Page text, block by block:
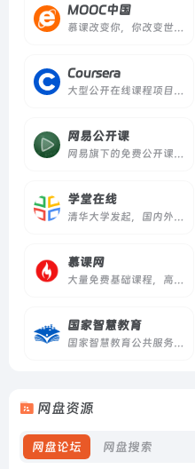
MOOC中国
慕课改变你，你改变世界。
Coursera
大型公开在线课程项目，来自世界顶尖大学的慕课
网易公开课
网易旗下的免费公开课平台
学堂在线
清华大学发起，国内外一流大学的优质课程
慕课网
大量免费基础课程，高质量实战付费课程
国家智慧教育
国家智慧教育公共服务平台
网盘资源
网盘论坛 网盘搜索